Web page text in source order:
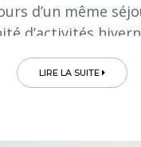
d’un même
d’activités
LIRE LA SUITE